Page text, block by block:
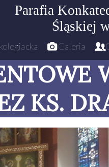
Parafia
Śląskiej
Galeria
KS.